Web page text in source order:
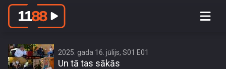
Elīna Gluzunova atklāj, vai šovs
2025. gada 16. jūlijs, S01 E01
Un tā tas sākās